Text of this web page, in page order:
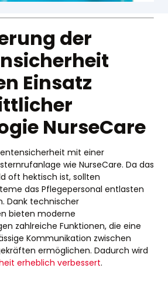
der
Einsatz
NurseCare
mit einer
wie NurseCare. Da das
oft hektisch ist, sollten
das Pflegepersonal entlasten
Dank technischer
bieten moderne
zahlreiche Funktionen, die eine
Kommunikation zwischen
ermöglichen. Dadurch wird
erheblich verbessert.